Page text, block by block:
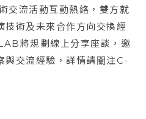
交流活動互動熱絡，雙方就
技術及未來合作方向交換經
將規劃線上分享座談，邀
與交流經驗，詳情請關注C-